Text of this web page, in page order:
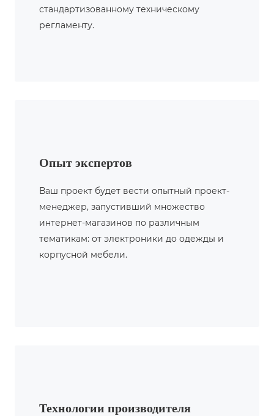
стандартизованному техническому
регламенту.
Опыт экспертов
Ваш проект будет вести опытный проект-
менеджер, запустивший множество
интернет-магазинов по различным
тематикам: от электроники до одежды и
корпусной мебели.
Технологии производителя